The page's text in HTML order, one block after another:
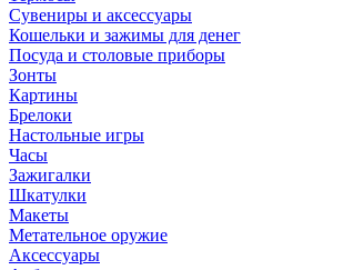
Сувениры и аксессуары
Кошельки и зажимы для денег
Посуда и столовые приборы
Зонты
Картины
Брелоки
Настольные игры
Часы
Зажигалки
Шкатулки
Макеты
Метательное оружие
Аксессуары